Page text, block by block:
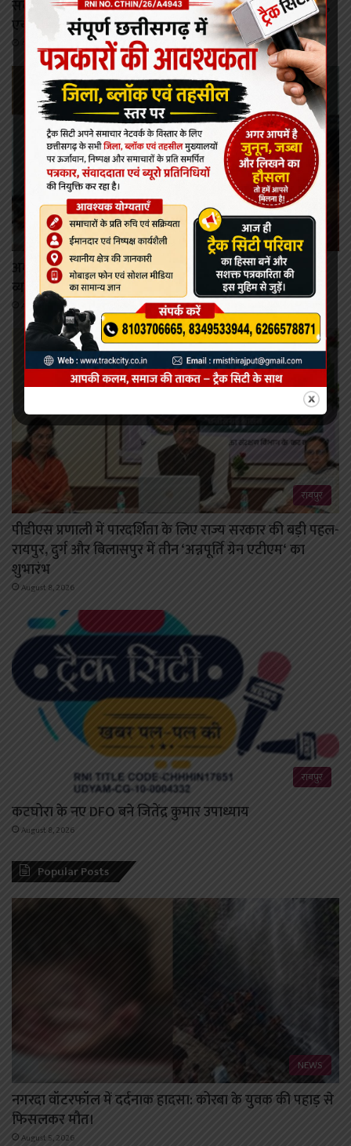
सर्वाइकल कैंसर से बचाव की दिशा में छत्तीसगढ़ की बड़ी छलांग,
एचपीवी टीकाकरण अभियान को मिल रहा व्यापक जनसमर्थन
अम्बेडकर अस्पताल की इमरजेंसी सेवा में बदली मरीजों की एंट्री
व्यवस्था, गंभीर मरीजों को सीएमओ कक्ष से मिलेगा सीधा प्रवेश
August 8, 2026
रायपुर
पीडीएस प्रणाली में पारदर्शिता के लिए राज्य सरकार की बड़ी पहल-
रायपुर, दुर्ग और बिलासपुर में तीन ‘अन्नपूर्ति ग्रेन एटीएम‘ का
शुभारंभ
August 8, 2026
रायपुर
कटघोरा के नए DFO बने जितेंद्र कुमार उपाध्याय
August 8, 2026
Popular Posts
NEWS
नगरदा वॉटरफॉल में दर्दनाक हादसा: कोरबा के युवक की पहाड़ से
फिसलकर मौत।
August 5, 2026